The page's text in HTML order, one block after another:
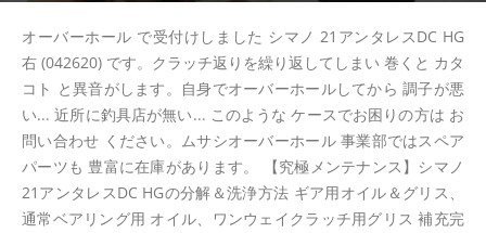
オーバーホール で受付けしました シマノ 21アンタレスDC HG
右 (042620) です。クラッチ返りを繰り返してしまい 巻くと カタ
コト と異音がします。自身でオーバーホールしてから 調子が悪
い... 近所に釣具店が無い... このような ケースでお困りの方は お
問い合わせ ください。ムサシオーバーホール 事業部ではスペア
パーツも 豊富に在庫があります。 【究極メンテナンス】シマノ
21アンタレスDC HGの分解＆洗浄方法 ギア用オイル＆グリス、
通常ベアリング用 オイル、ワンウェイクラッチ用グリス 補充完